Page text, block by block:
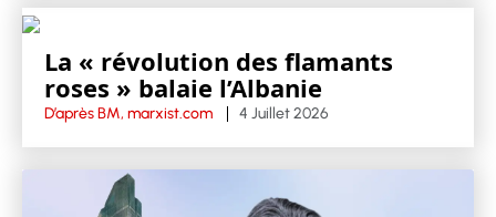
La « révolution des flamants
roses » balaie l’Albanie
D’après BM, marxist.com 4 Juillet 2026